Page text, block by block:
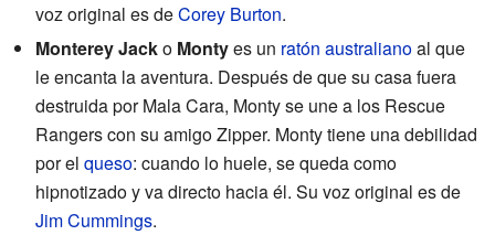
voz original es deCorey Burton.
Monterey Jacko Montyes un ratón australianoal que
le encanta la aventura. Después de que su casa fuera
destruida por Mala Cara, Monty se une a los Rescue
Rangers con su amigo Zipper. Monty tiene una debilidad
por el queso: cuando lo huele, se queda como
hipnotizado y va directo hacia él. Su voz original es de
Jim Cummings.